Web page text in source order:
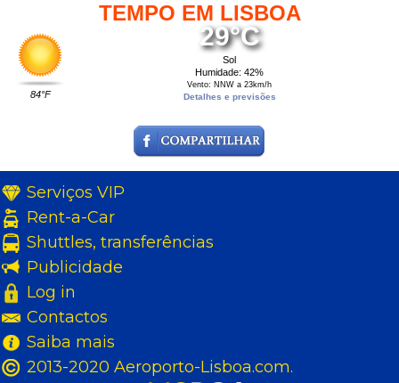
TEMPO EM LISBOA
84°F
29°C
Sol
Humidade: 42%
Vento: NNW a 23km/h
Detalhes e previsões
Serviços VIP
Rent-a-Car
Shuttles, transferências
Publicidade
Log in
Contactos
Saiba mais
2013-2020 Aeroporto-Lisboa.com.